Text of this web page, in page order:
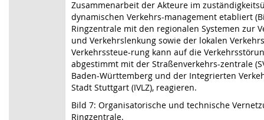
Zusammenarbeit der Akteure im
dynamischen Verkehrs-management etabliert
Ringzentrale mit den regionalen Systemen zur
und Verkehrslenkung sowie der lokalen
Verkehrssteue-rung kann auf die
abgestimmt mit der Straßenverkehrs-zentrale
Baden-Württemberg und der Integrierten
Stadt Stuttgart (IVLZ), reagieren.
Bild 7: Organisatorische und technische
Ringzentrale.